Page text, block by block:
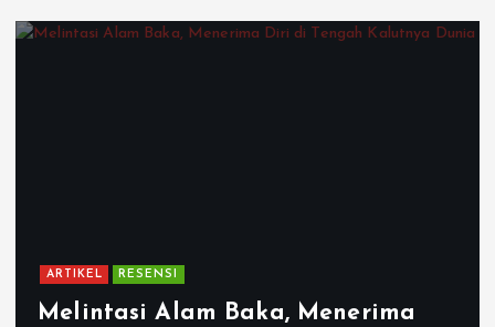
ARTIKEL RESENSI
Melintasi Alam Baka, Menerima